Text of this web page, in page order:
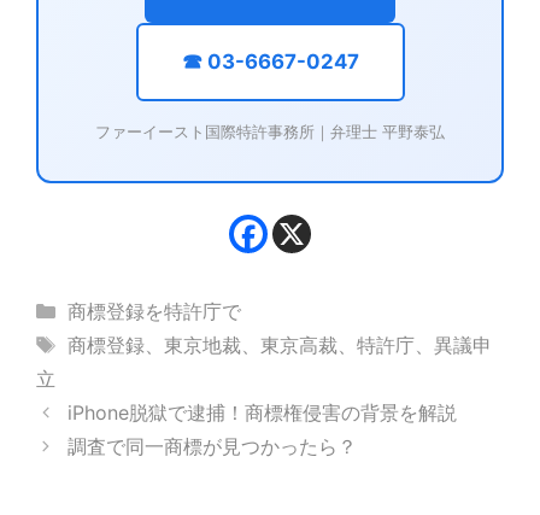
☎ 03-6667-0247
ファーイースト国際特許事務所｜弁理士 平野泰弘
カ
テ
ー
商標登録を特許庁で
タ
商標登録、 東京地裁、 東京高裁、 特許庁、 異議申
立
iPhone脱獄で逮捕！商標権侵害の背景を解説
調査で同一商標が見つかったら？